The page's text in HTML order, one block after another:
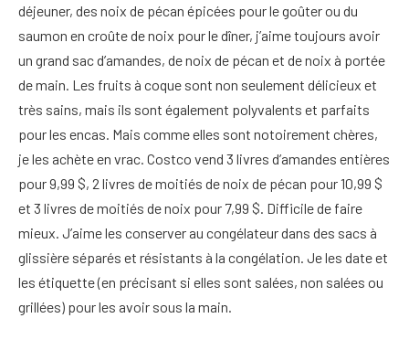
déjeuner, des noix de pécan épicées pour le goûter ou du
saumon en croûte de noix pour le dîner, j’aime toujours avoir
un grand sac d’amandes, de noix de pécan et de noix à portée
de main. Les fruits à coque sont non seulement délicieux et
très sains, mais ils sont également polyvalents et parfaits
pour les encas. Mais comme elles sont notoirement chères,
je les achète en vrac. Costco vend 3 livres d’amandes entières
pour 9,99 $, 2 livres de moitiés de noix de pécan pour 10,99 $
et 3 livres de moitiés de noix pour 7,99 $. Difficile de faire
mieux. J’aime les conserver au congélateur dans des sacs à
glissière séparés et résistants à la congélation. Je les date et
les étiquette (en précisant si elles sont salées, non salées ou
grillées) pour les avoir sous la main.